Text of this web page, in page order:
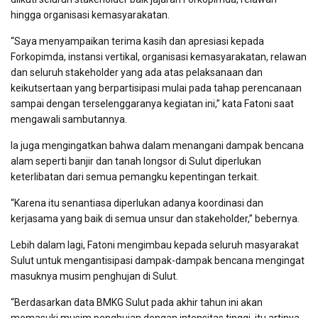
hingga organisasi kemasyarakatan.
“Saya menyampaikan terima kasih dan apresiasi kepada
Forkopimda, instansi vertikal, organisasi kemasyarakatan, relawan
dan seluruh stakeholder yang ada atas pelaksanaan dan
keikutsertaan yang berpartisipasi mulai pada tahap perencanaan
sampai dengan terselenggaranya kegiatan ini,” kata Fatoni saat
mengawali sambutannya.
Ia juga mengingatkan bahwa dalam menangani dampak bencana
alam seperti banjir dan tanah longsor di Sulut diperlukan
keterlibatan dari semua pemangku kepentingan terkait.
“Karena itu senantiasa diperlukan adanya koordinasi dan
kerjasama yang baik di semua unsur dan stakeholder,” bebernya.
Lebih dalam lagi, Fatoni mengimbau kepada seluruh masyarakat
Sulut untuk mengantisipasi dampak-dampak bencana mengingat
masuknya musim penghujan di Sulut.
“Berdasarkan data BMKG Sulut pada akhir tahun ini akan